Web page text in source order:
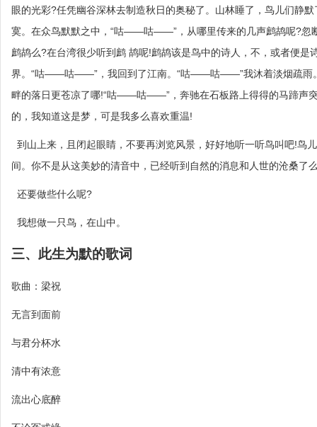
眼的光彩?任凭幽谷深林去制造秋日的奥秘了。山林睡了，鸟儿们静
寞。在众鸟默默之中，“咕——咕——”，从哪里传来的几声鹧鸪呢?忽
鹧鸪么?在台湾很少听到鹧 鸪呢!鹧鸪该是鸟中的诗人，不，或者便
界。“咕——咕——”，我回到了江南。“咕——咕——”我沐着淡烟疏雨
畔的落日更苍凉了哪!“咕——咕——”，奔驰在石板路上得得的马蹄声
的，我知道这是梦，可是我多么喜欢重温!
到山上来，且闭起眼睛，不要再浏览风景，好好地听一听鸟叫吧!鸟
间。你不是从这美妙的清音中，已经听到自然的消息和人世的沧桑了
还要做些什么呢?
我想做一只鸟，在山中。
三、此生为默的歌词
歌曲：梁祝
无言到面前
与君分杯水
清中有浓意
流出心底醉